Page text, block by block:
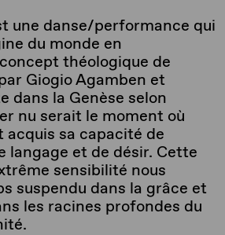
une danse/performance qui
du monde en
théologique de
Giogio Agamben et
dans la Genèse selon
nu serait le moment où
acquis sa capacité de
langage et de désir. Cette
sensibilité nous
suspendu dans la grâce et
les racines profondes du